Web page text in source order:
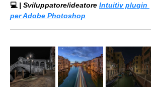
💻 | Sviluppatore/ideatore Intuitiv plugin
per Adobe Photoshop